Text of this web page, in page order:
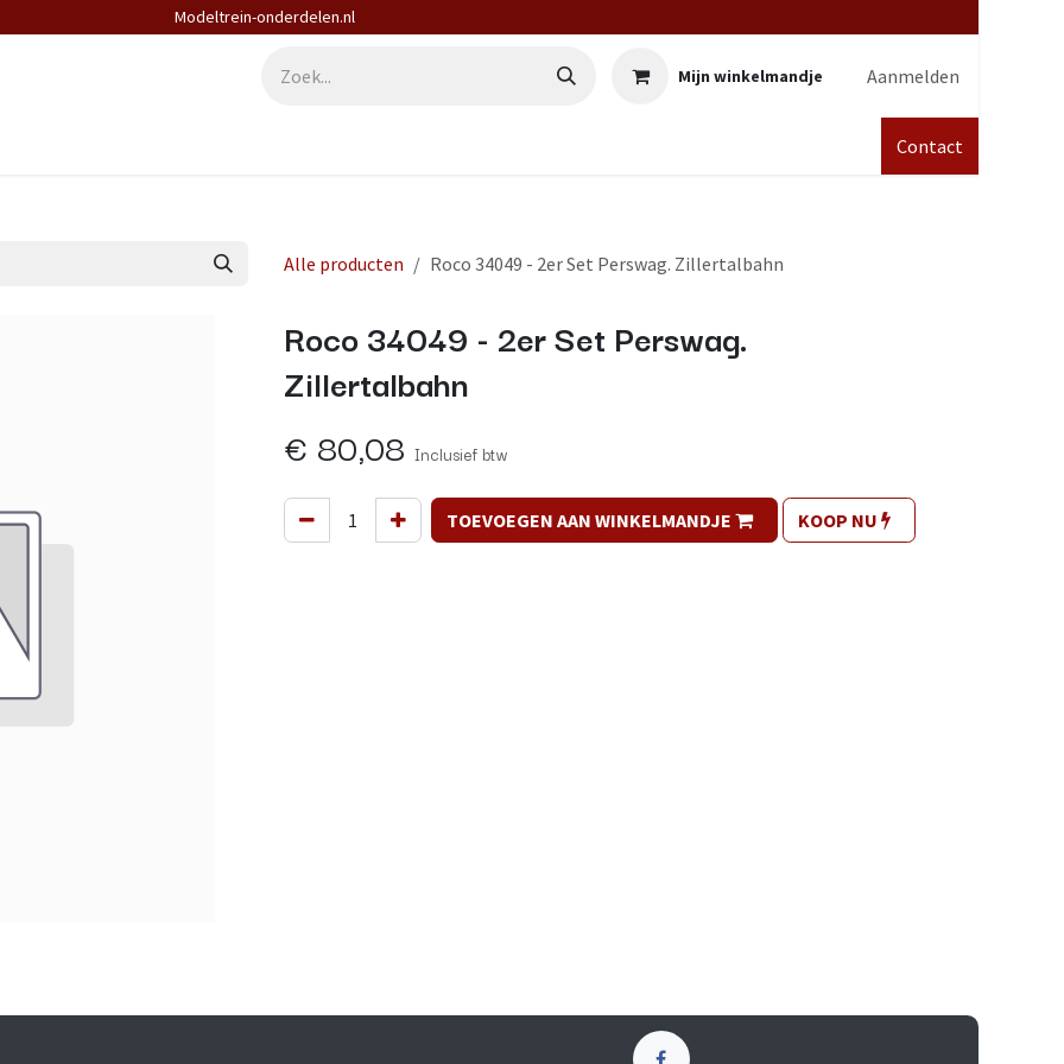
Modeltrein-onderdelen.nl
Mijn winkelmandje Aanmelden
Contact
Alle producten Roco 34049 - 2er Set Perswag. Zillertalbahn
Roco 34049 - 2er Set Perswag.
Zillertalbahn
€ 80,08 Inclusief btw
TOEVOEGEN AAN WINKELMANDJE KOOP NU